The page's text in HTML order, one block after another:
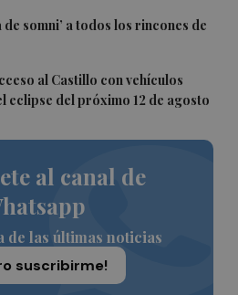
somni’ a todos los rincones de
al Castillo con vehículos
eclipse del próximo 12 de agosto
al canal de
de las últimas noticias
suscribirme!